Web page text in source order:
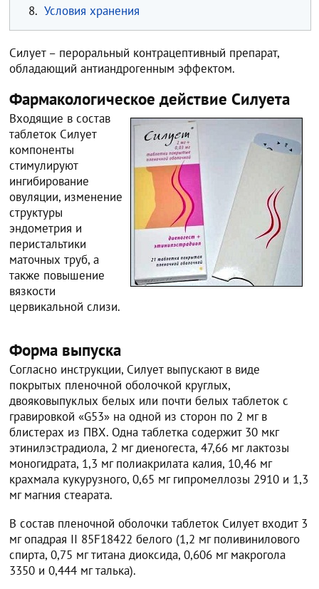
8. Условия хранения
Силует – пероральный контрацептивный препарат,
обладающий антиандрогенным эффектом.
Фармакологическое действие Силуета
Входящие в состав
таблеток Силует
компоненты
стимулируют
ингибирование
овуляции, изменение
структуры
эндометрия и
перистальтики
маточных труб, а
также повышение
вязкости
цервикальной слизи.
Форма выпуска
Согласно инструкции, Силует выпускают в виде
покрытых пленочной оболочкой круглых,
двояковыпуклых белых или почти белых таблеток с
гравировкой «G53» на одной из сторон по 2 мг в
блистерах из ПВХ. Одна таблетка содержит 30 мкг
этинилэстрадиола, 2 мг диеногеста, 47,66 мг лактозы
моногидрата, 1,3 мг полиакрилата калия, 10,46 мг
крахмала кукурузного, 0,65 мг гипромеллозы 2910 и 1,3
мг магния стеарата.
В состав пленочной оболочки таблеток Силует входит 3
мг опадрая II 85F18422 белого (1,2 мг поливинилового
спирта, 0,75 мг титана диоксида, 0,606 мг макрогола
3350 и 0,444 мг талька).